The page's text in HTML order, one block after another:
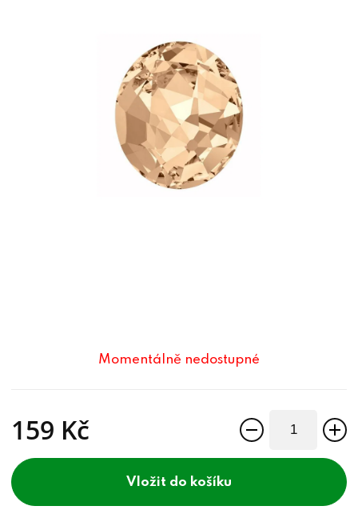
Momentálně nedostupné
159 Kč
do košíku